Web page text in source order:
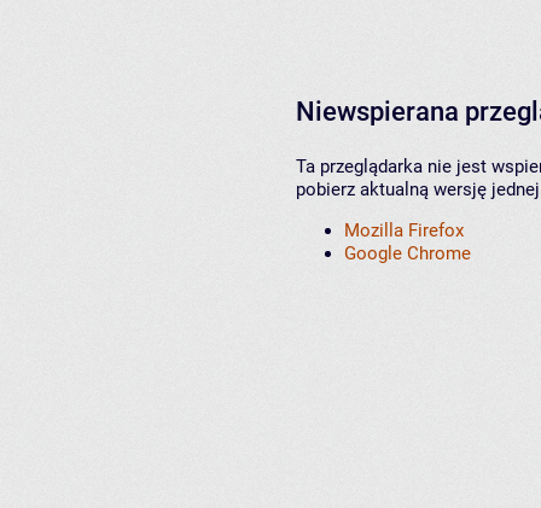
Niewspierana
Ta przeglądarka nie jest
pobierz aktualną wersję
Mozilla Firefox
Google Chrome